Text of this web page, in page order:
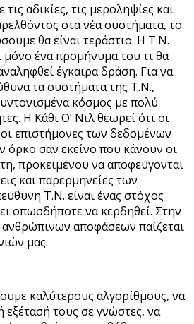
αδικίες, τις μεροληψίες και
στα νέα συστήματα, το
θα είναι τεράστιο. Η Τ.Ν.
μόνο ένα προμήνυμα του τι θα
έγκαιρα δράση. Για να
τα συστήματα της Τ.Ν.,
κόσμος με πολύ
Η Κάθι Ο’ Νιλ θεωρεί ότι οι
επιστήμονες των δεδομένων
όρκο σαν εκείνο που κάνουν οι
προκειμένου να αποφεύγονται
και παρερμηνείες των
Τ.Ν. είναι ένας στόχος
οπωσδήποτε να κερδηθεί. Στην
αποφάσεων παίζεται
μας.
καλύτερους αλγορίθμους, να
εξέτασή τους σε γνώστες, να